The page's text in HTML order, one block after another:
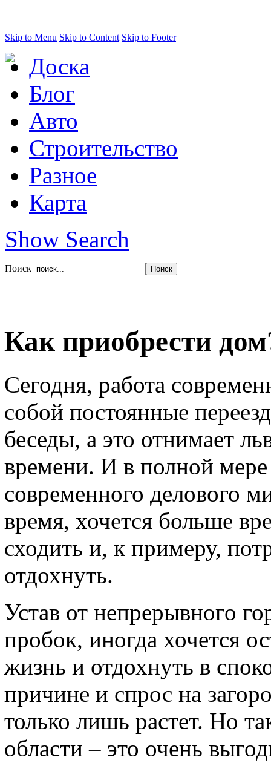
Skip to Menu Skip to Content Skip to Footer
Доска
Блог
Авто
Строительство
Разное
Карта
Show Search
Поиск
Как приобрести
Сегодня, работа
собой постоянные
беседы, а это отнимает
времени. И в полной
современного делового
время, хочется больше
сходить и, к примеру,
отдохнуть.
Устав от непрерывного
пробок, иногда хочется
жизнь и отдохнуть в
причине и спрос на
только лишь растет. Но
области – это очень